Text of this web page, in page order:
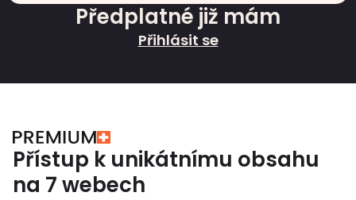
Předplatné již mám
Přihlásit se
Přístup k unikátnímu obsahu
na 7 webech